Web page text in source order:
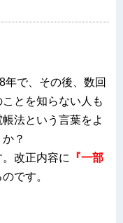
年で、その後、数回
とを知らない人も
法という言葉をよ
？
改正内容に
『一部
です。